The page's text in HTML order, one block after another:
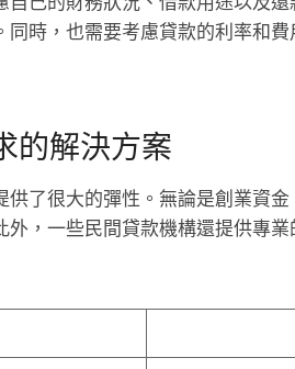
時，也需要考慮貸款的利率和
的解決方案
供了很大的彈性。無論是創業資
外，一些民間貸款機構還提供專